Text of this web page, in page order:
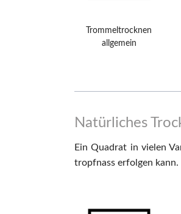
Trommeltrocknen
allgemein
Natürliches
Ein Quadrat in vielen
tropfnass erfolgen kann.